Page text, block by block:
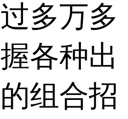
多万多
各种出
组合招